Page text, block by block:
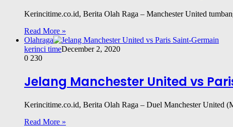
Kerincitime.co.id, Berita Olah Raga – Manchester United
Read More »
Olahraga
kerinci timeDecember 2, 2020
0 230
Jelang Manchester United vs
Kerincitime.co.id, Berita Olah Raga – Duel Manchester United
Read More »